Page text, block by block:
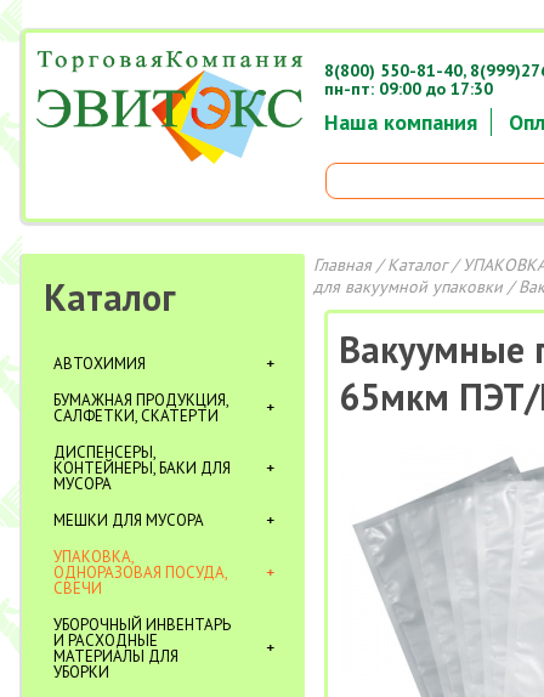
Наша компания
8(800) 550-81-40,
пн-пт: 09:00 до 17:30
Каталог
АВТОХИМИЯ
БУМАЖНАЯ ПРОДУКЦИЯ,
САЛФЕТКИ, СКАТЕРТИ
ДИСПЕНСЕРЫ,
КОНТЕЙНЕРЫ, БАКИ ДЛЯ
МУСОРА
МЕШКИ ДЛЯ МУСОРА
УПАКОВКА,
ОДНОРАЗОВАЯ ПОСУДА,
СВЕЧИ
УБОРОЧНЫЙ ИНВЕНТАРЬ
И РАСХОДНЫЕ
МАТЕРИАЛЫ ДЛЯ
УБОРКИ
Главная/Каталог/
для вакуумной упаковки /
Вакуумные
65мкм